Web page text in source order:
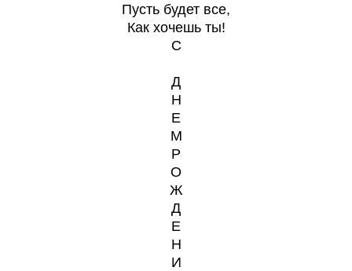
Пусть будет все,
Как хочешь ты!
С
Д
Н
Е
М
Р
О
Ж
Д
Е
Н
И